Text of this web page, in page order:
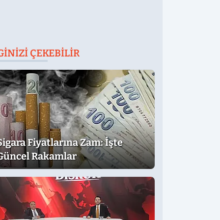
ÇEKEBILIR
Fiyatlarına Zam: İşte
Rakamlar